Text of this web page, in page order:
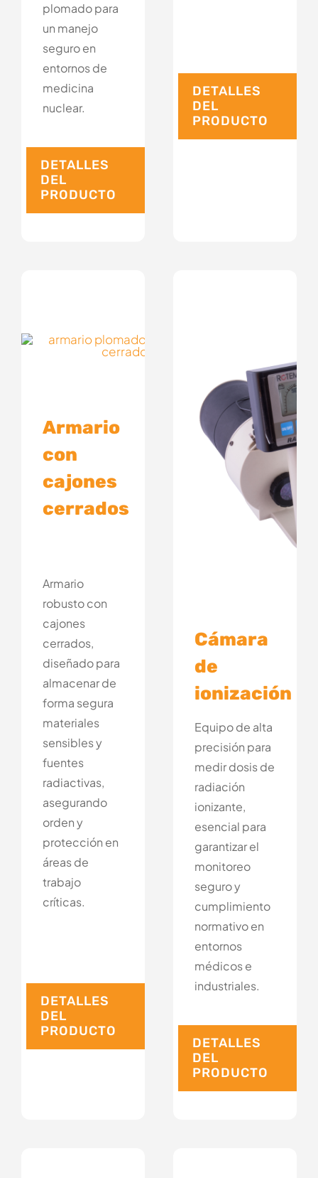
plomado para
un manejo
seguro en
entornos de
medicina
nuclear.
DETALLES
DEL
PRODUCTO
DETALLES
DEL
PRODUCTO
Armario
con
cajones
cerrados
Armario
robusto con
cajones
cerrados,
diseñado para
almacenar de
forma segura
materiales
sensibles y
fuentes
radiactivas,
asegurando
orden y
protección en
áreas de
trabajo
críticas.
DETALLES
DEL
PRODUCTO
Cámara
de
ionización
Equipo de alta
precisión para
medir dosis de
radiación
ionizante,
esencial para
garantizar el
monitoreo
seguro y
cumplimiento
normativo en
entornos
médicos e
industriales.
DETALLES
DEL
PRODUCTO